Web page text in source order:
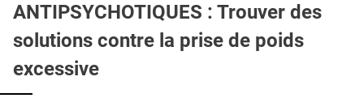
ANTIPSYCHOTIQUES : Trouver des
solutions contre la prise de poids
excessive